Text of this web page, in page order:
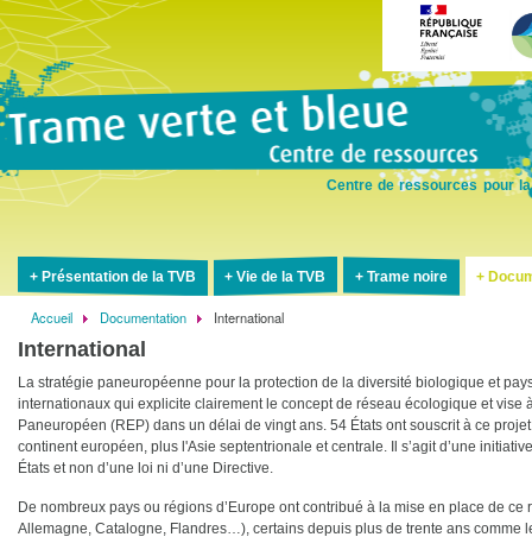
Centre de ressources pour
Présentation de la TVB Vie de la TVB Trame noire
Fil
d'Ariane
Accueil Documentation International
International
La stratégie paneuropéenne pour la protection de la diversité biologique et
internationaux qui explicite clairement le concept de réseau écologique et vise
Paneuropéen (REP) dans un délai de vingt ans. 54 États ont souscrit à ce
continent européen, plus l'Asie septentrionale et centrale. Il s’agit d’une
États et non d’une loi ni d’une Directive.
De nombreux pays ou régions d’Europe ont contribué à la mise en place de
Allemagne, Catalogne, Flandres…), certains depuis plus de trente ans comme